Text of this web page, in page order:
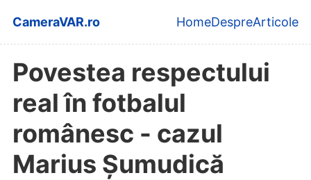
Skip to main content
CameraVAR.ro
Top level
HomeDespreArticole
Povestea respectului
real în fotbalul
românesc - cazul
Marius Șumudică